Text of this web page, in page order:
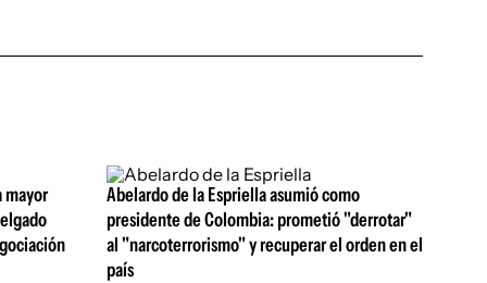
mayor
Abelardo de la Espriella asumió como
presidente de Colombia: prometió "derrotar"
al "narcoterrorismo" y recuperar el orden en el
país